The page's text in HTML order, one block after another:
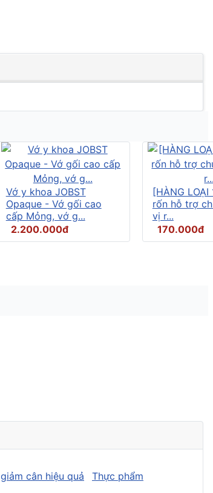
Vớ y khoa JOBST
Opaque - Vớ gối cao
cấp Mỏng, vớ g...
2.200.000đ
[HÀNG
rốn hỗ trợ
vị r...
170.000đ
giảm cân hiệu quả Thực phẩm